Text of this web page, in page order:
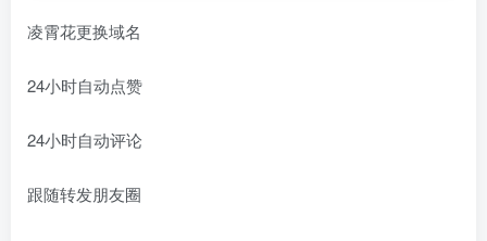
凌霄花更换域名
24小时自动点赞
24小时自动评论
跟随转发朋友圈